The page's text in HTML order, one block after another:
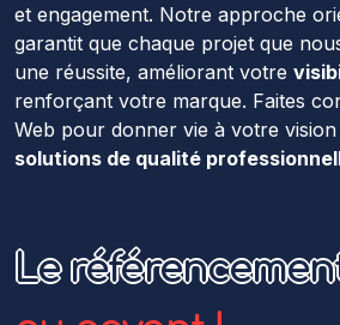
et engagement. Notre approche
garantit que chaque projet que
une réussite, améliorant votre
renforçant votre marque. Faites
Web pour donner vie à votre vision
solutions de qualité
Le